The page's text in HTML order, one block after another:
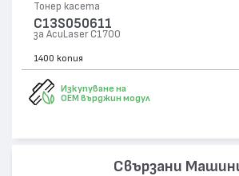
Тонер касета
C13S050611
за AcuLaser C1700
1400 копия
Изкупуване на
OEM върджин модул
Свързани